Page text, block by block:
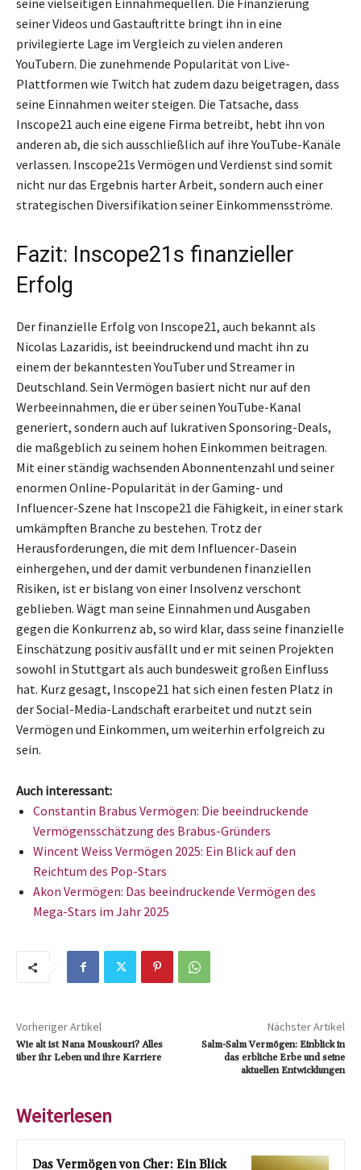
seine vielseitigen Einnahmequellen. Die Finanzierung
seiner Videos und Gastauftritte bringt ihn in eine
privilegierte Lage im Vergleich zu vielen anderen
YouTubern. Die zunehmende Popularität von Live-
Plattformen wie Twitch hat zudem dazu beigetragen, dass
seine Einnahmen weiter steigen. Die Tatsache, dass
Inscope21 auch eine eigene Firma betreibt, hebt ihn von
anderen ab, die sich ausschließlich auf ihre YouTube-Kanäle
verlassen. Inscope21s Vermögen und Verdienst sind somit
nicht nur das Ergebnis harter Arbeit, sondern auch einer
strategischen Diversifikation seiner Einkommensströme.
Fazit: Inscope21s finanzieller
Erfolg
Der finanzielle Erfolg von Inscope21, auch bekannt als
Nicolas Lazaridis, ist beeindruckend und macht ihn zu
einem der bekanntesten YouTuber und Streamer in
Deutschland. Sein Vermögen basiert nicht nur auf den
Werbeeinnahmen, die er über seinen YouTube-Kanal
generiert, sondern auch auf lukrativen Sponsoring-Deals,
die maßgeblich zu seinem hohen Einkommen beitragen.
Mit einer ständig wachsenden Abonnentenzahl und seiner
enormen Online-Popularität in der Gaming- und
Influencer-Szene hat Inscope21 die Fähigkeit, in einer stark
umkämpften Branche zu bestehen. Trotz der
Herausforderungen, die mit dem Influencer-Dasein
einhergehen, und der damit verbundenen finanziellen
Risiken, ist er bislang von einer Insolvenz verschont
geblieben. Wägt man seine Einnahmen und Ausgaben
gegen die Konkurrenz ab, so wird klar, dass seine finanzielle
Einschätzung positiv ausfällt und er mit seinen Projekten
sowohl in Stuttgart als auch bundesweit großen Einfluss
hat. Kurz gesagt, Inscope21 hat sich einen festen Platz in
der Social-Media-Landschaft erarbeitet und nutzt sein
Vermögen und Einkommen, um weiterhin erfolgreich zu
sein.
Auch interessant:
Constantin Brabus Vermögen: Die beeindruckende
Vermögensschätzung des Brabus-Gründers
Wincent Weiss Vermögen 2025: Ein Blick auf den
Reichtum des Pop-Stars
Akon Vermögen: Das beeindruckende Vermögen des
Mega-Stars im Jahr 2025
Vorheriger Artikel
Wie alt ist Nana Mouskouri? Alles
über ihr Leben und ihre Karriere
Nächster Artikel
Salm-Salm Vermögen: Einblick in
das erbliche Erbe und seine
aktuellen Entwicklungen
Weiterlesen
Das Vermögen von Cher: Ein Blick